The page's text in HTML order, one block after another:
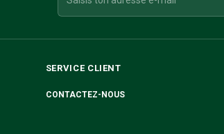
SERVICE CLIENT
CONTACTEZ-NOUS